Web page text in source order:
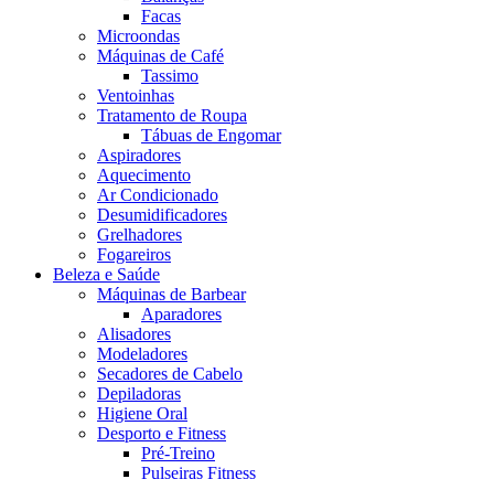
Facas
Microondas
Máquinas de Café
Tassimo
Ventoinhas
Tratamento de Roupa
Tábuas de Engomar
Aspiradores
Aquecimento
Ar Condicionado
Desumidificadores
Grelhadores
Fogareiros
Beleza e Saúde
Máquinas de Barbear
Aparadores
Alisadores
Modeladores
Secadores de Cabelo
Depiladoras
Higiene Oral
Desporto e Fitness
Pré-Treino
Pulseiras Fitness